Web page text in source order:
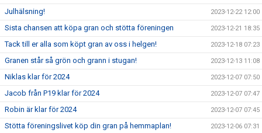
Julhälsning! 2023-12-22 12:00
Sista chansen att köpa gran och stötta föreningen 2023-12-21 18:35
Tack till er alla som köpt gran av oss i helgen! 2023-12-18 07:23
Granen står så grön och grann i stugan! 2023-12-13 11:08
Niklas klar för 2024 2023-12-07 07:50
Jacob från P19 klar för 2024 2023-12-07 07:47
Robin är klar för 2024 2023-12-07 07:45
Stötta föreningslivet köp din gran på hemmaplan! 2023-12-06 07:31